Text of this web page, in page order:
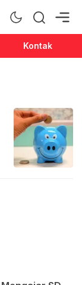
Kontak